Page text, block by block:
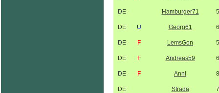
DE Hamburger71
DE U Georg61
DE F LemsGon
DE F Andreas59
DE F Anni
DE Strada